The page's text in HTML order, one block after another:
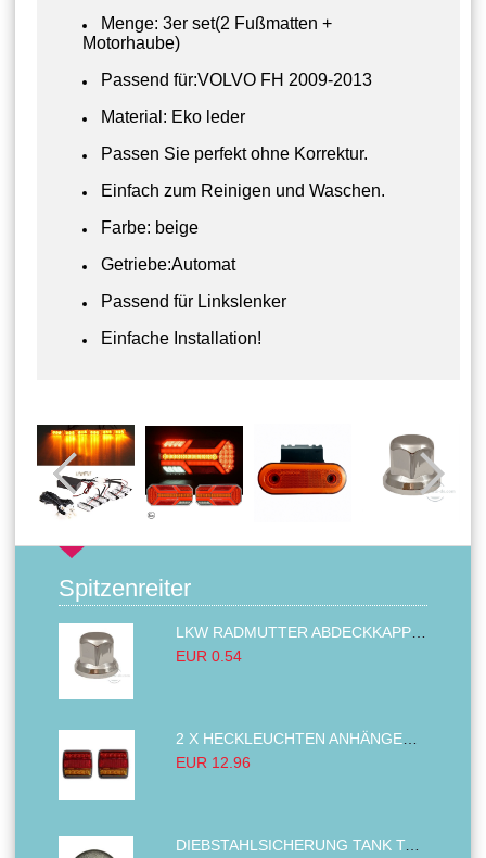
Menge: 3er set(2 Fußmatten +
Motorhaube)
Passend für:VOLVO FH 2009-2013
Material: Eko leder
Passen Sie perfekt ohne Korrektur.
Einfach zum Reinigen und Waschen.
Farbe: beige
Getriebe:Automat
Passend für Linkslenker
Einfache Installation!
Spitzenreiter
EUR 0.54
EUR 12.96
DIEBSTAHLSICHERUNG TANK TANKDECKEL DIESELTANK KRAFTSTOFFTANKDECKEL VERRIEGELUNG PASSEND FÜR LKW PKW TRAKTOREN BAGGER 80MM